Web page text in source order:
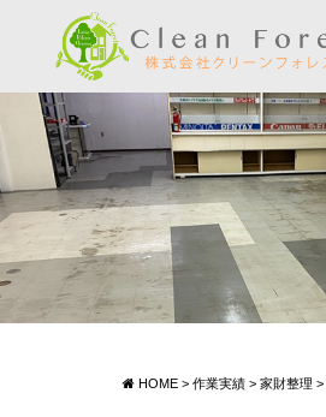
HOME > 作業実績 > 家財整理 >